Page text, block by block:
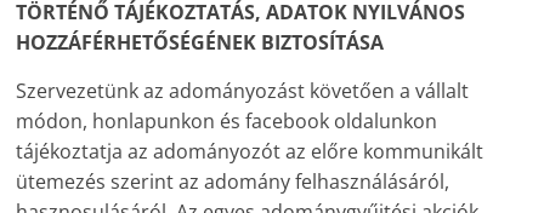
TÖRTÉNŐ TÁJÉKOZTATÁS, ADATOK NYILVÁNOS
HOZZÁFÉRHETŐSÉGÉNEK BIZTOSÍTÁSA
Szervezetünk az adományozást követően a vállalt
módon, honlapunkon és facebook oldalunkon
tájékoztatja az adományozót az előre kommunikált
ütemezés szerint az adomány felhasználásáról,